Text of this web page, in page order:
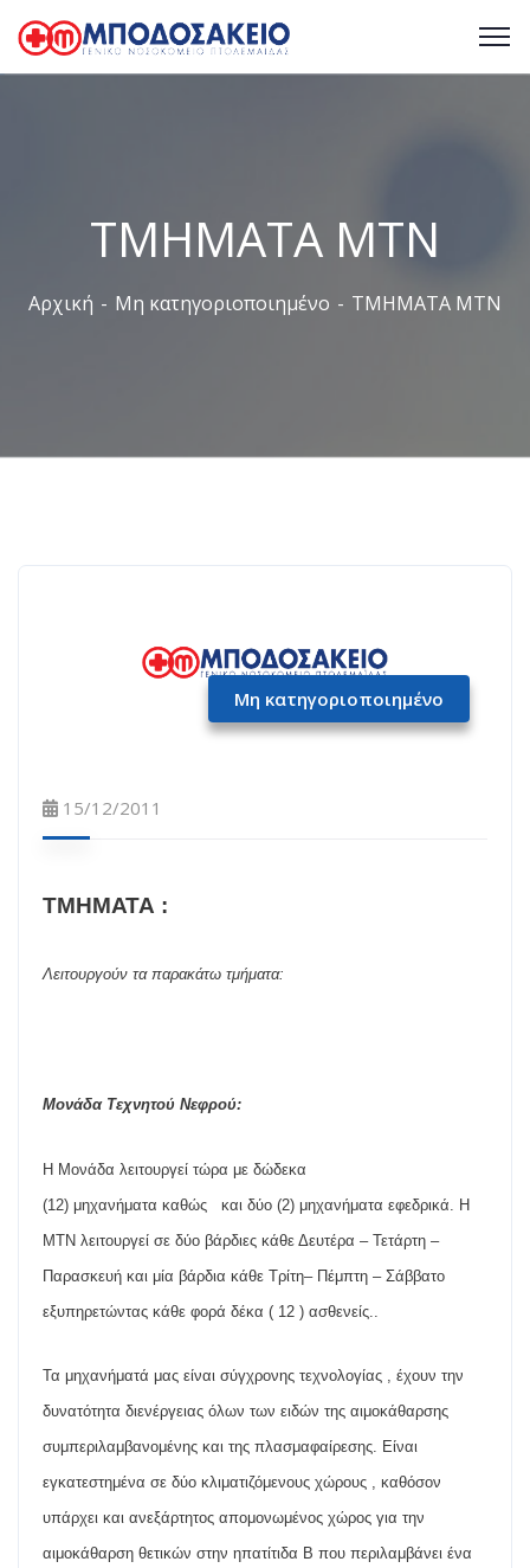
ΤΜΗΜΑΤΑ ΜΤΝ
Αρχική Μη κατηγοριοποιημένο ΤΜΗΜΑΤΑ ΜΤΝ
Μη κατηγοριοποιημένο
15/12/2011
ΤΜΗΜΑΤΑ :
Λειτουργούν ταπαρακάτω τμήματα:
Μονάδα Τεχνητού Νεφρού:
Η Μονάδα λειτουργεί τώρα με δώδεκα
(12) μηχανήματα καθώς και δύο (2) μηχανήματα εφεδρικά. Η
ΜΤΝ λειτουργεί σε δύο βάρδιες κάθε Δευτέρα – Τετάρτη –
Παρασκευή και μία βάρδια κάθε Τρίτη– Πέμπτη – Σάββατο
εξυπηρετώντας κάθε φορά δέκα ( 12 ) ασθενείς..
Τα μηχανήματά μας είναι σύγχρονης τεχνολογίας , έχουν την
δυνατότητα διενέργειας όλων των ειδών της αιμοκάθαρσης
συμπεριλαμβανομένης και της πλασμαφαίρεσης. Είναι
εγκατεστημένα σε δύο κλιματιζόμενους χώρους , καθόσον
υπάρχει και ανεξάρτητος απομονωμένος χώρος για την
αιμοκάθαρση θετικών στην ηπατίτιδα Β που περιλαμβάνει ένα